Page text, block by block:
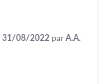
31/08/2022 parA.A.